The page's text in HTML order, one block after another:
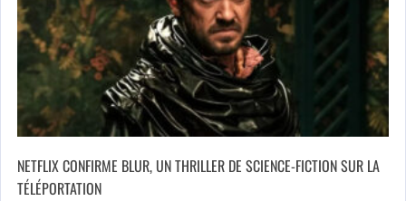
NETFLIX CONFIRME BLUR, UN THRILLER DE SCIENCE-FICTION SUR LA
TÉLÉPORTATION